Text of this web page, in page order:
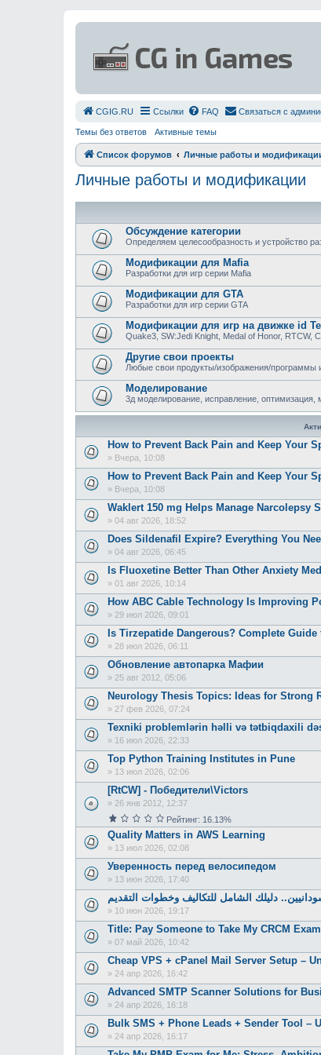
СGIG.RU Ссылки FAQ Связаться с
Темы без ответов Активные темы
Список форумов Личные работы и
Личные работы и модификации
Обсуждение категории
Определяем целесообразность и устройство
Модификации для Mafia
Разработки для игр серии Mafia
Модификации для GTA
Разработки для игр серии GTA
Модификации для игр на движке id
Quake3, SW:Jedi Knight, Medal of Honor, RTCW,
Другие свои проекты
Любые свои продукты/изображения/программы и
Моделирование
3д моделирование, исправление, оптимизация,
How to Prevent Back Pain and Keep Your
» Вчера, 10:08
How to Prevent Back Pain and Keep Your
» Вчера, 10:08
Waklert 150 mg Helps Manage Narcolepsy
» 04 авг 2026, 18:52
Does Sildenafil Expire? Everything You
» 04 авг 2026, 06:45
Is Fluoxetine Better Than Other Anxiety
» 01 авг 2026, 10:14
How ABC Cable Technology Is Improving
» 29 июл 2026, 09:01
Is Tirzepatide Dangerous? Complete
» 28 июл 2026, 06:11
Обновление автопарка Мафии
» 25 авг 2012, 05:06
Neurology Thesis Topics: Ideas for Strong
» 27 фев 2026, 07:24
Texniki problemlərin həlli və tətbiqdaxili
» 16 июл 2026, 22:33
Top Python Training Institutes in Pune
» 13 июл 2026, 02:06
[RtCW] - Победители\Victors
» 26 янв 2012, 12:37
Рейтинг: 16.13%
Quality Matters in AWS Learning
» 13 июл 2026, 02:08
Уверенность перед велосипедом
» 13 июн 2026, 17:40
دليلك الشامل للتكاليف وخطوات التقديم
» 10 июн 2026, 19:17
Title: Pay Someone to Take My CRCM
» 07 май 2026, 10:42
Cheap VPS + cPanel Mail Server Setup –
» 24 апр 2026, 16:42
Advanced SMTP Scanner Solutions for
» 24 апр 2026, 16:18
Bulk SMS + Phone Leads + Sender Tool
» 24 апр 2026, 16:17